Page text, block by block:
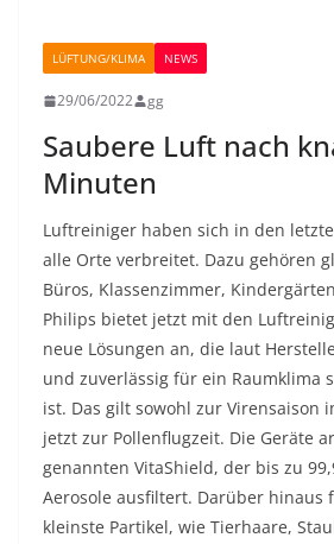
LÜFTUNG/KLIMA NEWS
29/06/2022 gg
Saubere Luft nach
Minuten
Luftreiniger haben sich in den
alle Orte verbreitet. Dazu gehören
Büros, Klassenzimmer,
Philips bietet jetzt mit den
neue Lösungen an, die laut
und zuverlässig für ein Raumklima
ist. Das gilt sowohl zur Virensaison
jetzt zur Pollenflugzeit. Die Geräte
genannten VitaShield, der bis zu
Aerosole ausfiltert. Darüber hinaus
kleinste Partikel, wie Tierhaare,